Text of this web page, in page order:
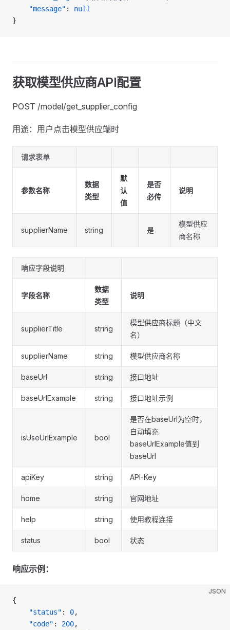
    "message"
: null
}
获取模型供应商API配置
POST /model/get_supplier_config
用途：用户点击模型供应端时
请求表单
参数名称
数据
类型
默
认
值
是否
必传
说明
supplierName string 是
模型供应
商名称
响应字段说明
字段名称
数据
类型
说明
supplierTitle string
模型供应商标题（中文
名）
supplierName string 模型供应商名称
baseUrl string 接口地址
baseUrlExample string 接口地址示例
isUseUrlExample bool
是否在baseUrl为空时，
自动填充
baseUrlExample值到
baseUrl
apiKey string API-Key
home string 官网地址
help string 使用教程连接
status bool 状态
响应示例：
JSON
{
    "status"
: 0,
    "code"
: 200,